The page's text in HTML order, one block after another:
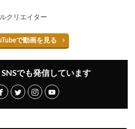
クリエイター
で動画を見る
SNSでも発信しています